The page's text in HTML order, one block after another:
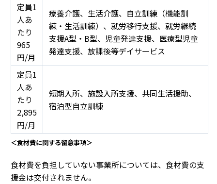
定員1
人あ
たり
965
円/月
療養介護、生活介護、自立訓練（機能訓
練・生活訓練）、就労移行支援、就労継続
支援A型・B型、児童発達支援、医療型児童
発達支援、放課後等デイサービス
定員1
人あ
たり
2,895
円/月
短期入所、施設入所支援、共同生活援助、
宿泊型自立訓練
＜食材費に関する留意事項＞
食材費を負担していない事業所については、食材費の支
援金は交付されません。